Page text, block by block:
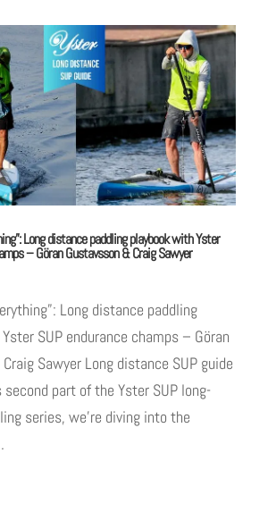
Long distance paddling playbook with Yster
– Göran Gustavsson & Craig Sawyer
Long distance paddling
SUP endurance champs – Göran
Sawyer Long distance SUP guide
part of the Yster SUP long-
series, we’re diving into the